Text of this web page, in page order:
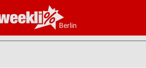
Berlin